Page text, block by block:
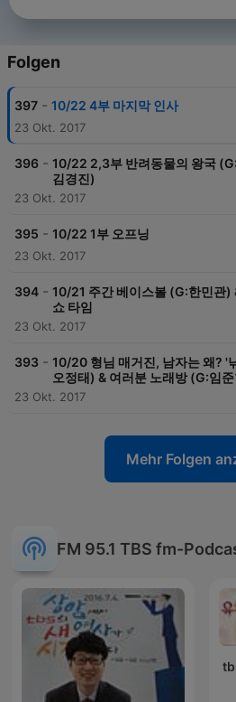
Folgen
397 - 10/22 4부 마지막 인사
23 Okt. 2017
396 - 10/22 2,3부 반려동물의 왕국
김경진)
23 Okt. 2017
395 - 10/22 1부 오프닝
23 Okt. 2017
394 - 10/21 주간 베이스볼 (G:한민관
쇼 타임
23 Okt. 2017
393 - 10/20 형님 매거진, 남자는 왜? '
오정태) & 여러분 노래방 (G:임
23 Okt. 2017
Mehr Folgen
FM 95.1 TBS fm-